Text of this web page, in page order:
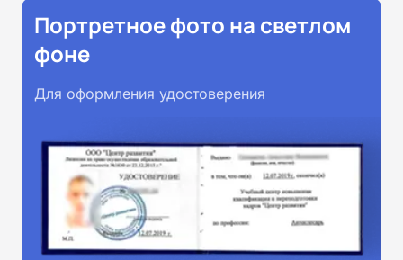
Портретное фото на светлом
фоне
Для оформления удостоверения